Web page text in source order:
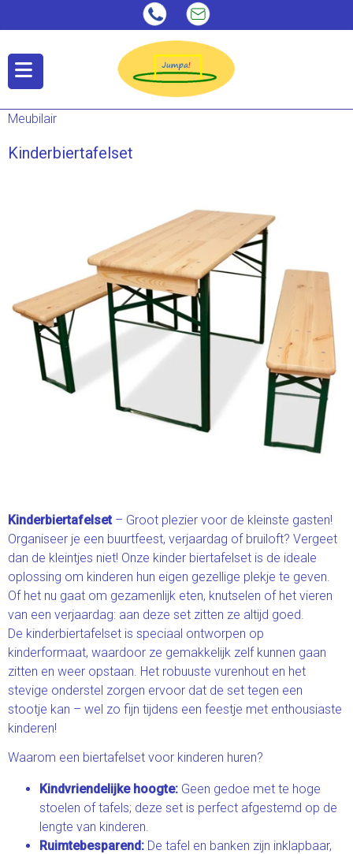
Meubilair
Kinderbiertafelset
Kinderbiertafelset – Groot plezier voor de kleinste gasten!
Organiseer je een buurtfeest, verjaardag of bruiloft? Vergeet
dan de kleintjes niet! Onze kinder biertafelset is de ideale
oplossing om kinderen hun eigen gezellige plekje te geven.
Of het nu gaat om gezamenlijk eten, knutselen of het vieren
van een verjaardag: aan deze set zitten ze altijd goed.
De kinderbiertafelset is speciaal ontworpen op
kinderformaat, waardoor ze gemakkelijk zelf kunnen gaan
zitten en weer opstaan. Het robuuste vurenhout en het
stevige onderstel zorgen ervoor dat de set tegen een
stootje kan – wel zo fijn tijdens een feestje met enthousiaste
kinderen!
Waarom een biertafelset voor kinderen huren?
Kindvriendelijke hoogte: Geen gedoe met te hoge
stoelen of tafels; deze set is perfect afgestemd op de
lengte van kinderen.
Ruimtebesparend: De tafel en banken zijn inklapbaar,